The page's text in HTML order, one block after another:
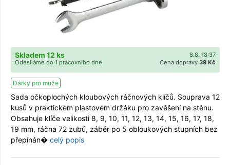
8.8. 18:37
Skladem 12 ks
Cena dopravy 39 Kč
Odesíláme do 1 pracovního dne
Dárky pro muže
Sada očkoplochých kloubových ráčnových klíčů. Souprava 12
kusů v praktickém plastovém držáku pro zavěšení na stěnu.
Obsahuje klíče velikosti 8, 9, 10, 11, 12, 13, 14, 15, 16, 17, 18,
19 mm, ráčna 72 zubů, záběr po 5 obloukových stupních bez
přepínán� celý popis